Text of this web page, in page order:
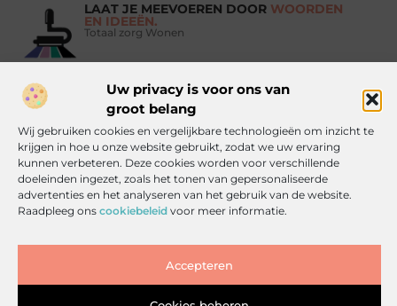
Uw privacy is voor ons van
groot belang
Wij gebruiken cookies en vergelijkbare technologieën om inzicht te
krijgen in hoe u onze website gebruikt, zodat we uw ervaring
kunnen verbeteren. Deze cookies worden voor verschillende
doeleinden ingezet, zoals het tonen van gepersonaliseerde
advertenties en het analyseren van het gebruik van de website.
Raadpleeg ons cookiebeleid voor meer informatie.
Accepteren
LAAT JE MEEVOEREN DOOR WOORDEN
EN IDEEËN.
Totaal zorg Wonen
Vind Ons Hier :
Beroemdheden Uit de Media Partners Over ons Ons team